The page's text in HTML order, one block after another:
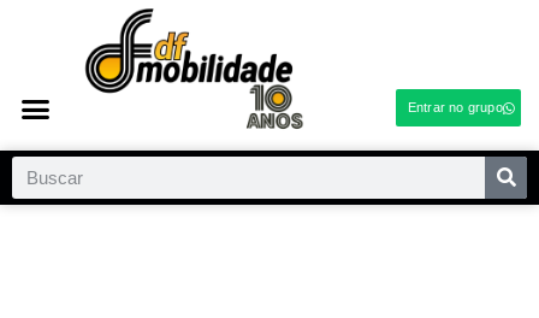
Entrar no grupo